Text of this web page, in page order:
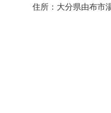
住所：大分県由布市